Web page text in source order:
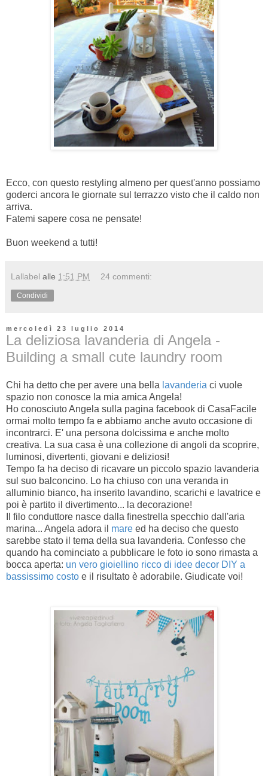
Ecco, con questo restyling almeno per quest'anno possiamo
goderci ancora le giornate sul terrazzo visto che il caldo non
arriva.
Fatemi sapere cosa ne pensate!
Buon weekend a tutti!
Lallabel alle 1:51 PM 24 commenti:
Condividi
mercoledì 23 luglio 2014
La deliziosa lavanderia di Angela -
Building a small cute laundry room
Chi ha detto che per avere una bella lavanderia ci vuole
spazio non conosce la mia amica Angela!
Ho conosciuto Angela sulla pagina facebook di CasaFacile
ormai molto tempo fa e abbiamo anche avuto occasione di
incontrarci. E' una persona dolcissima e anche molto
creativa. La sua casa è una collezione di angoli da scoprire,
luminosi, divertenti, giovani e deliziosi!
Tempo fa ha deciso di ricavare un piccolo spazio lavanderia
sul suo balconcino. Lo ha chiuso con una veranda in
alluminio bianco, ha inserito lavandino, scarichi e lavatrice e
poi è partito il divertimento... la decorazione!
Il filo conduttore nasce dalla finestrella specchio dall'aria
marina... Angela adora il mare ed ha deciso che questo
sarebbe stato il tema della sua lavanderia. Confesso che
quando ha cominciato a pubblicare le foto io sono rimasta a
bocca aperta: un vero gioiellino ricco di idee decor DIY a
bassissimo costo e il risultato è adorabile. Giudicate voi!